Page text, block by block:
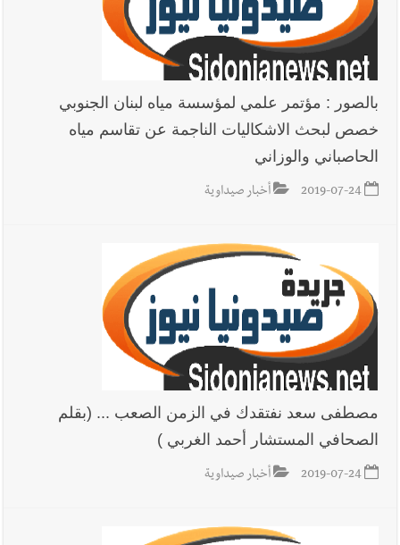
بالصور : مؤتمر علمي لمؤسسة مياه لبنان الجنوبي
خصص لبحث الاشكاليات الناجمة عن تقاسم مياه
الحاصباني والوزاني
2019-07-24 أخبار صيداوية
مصطفى سعد نفتقدك في الزمن الصعب ... (بقلم
الصحافي المستشار أحمد الغربي )
2019-07-24 أخبار صيداوية